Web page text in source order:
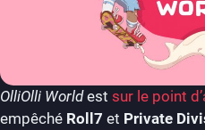
OlliOlli Worldest sur le point
empêché Roll7 et Private